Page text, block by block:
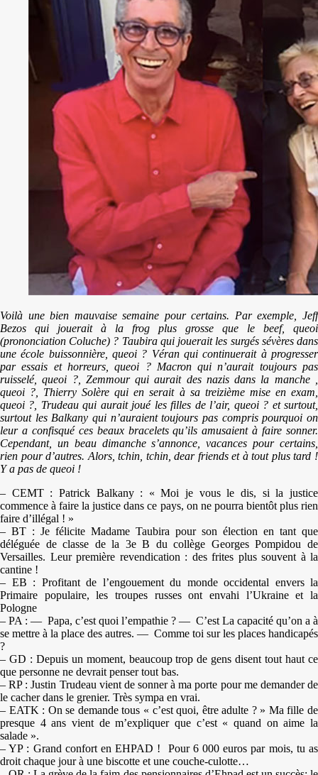
Voilà une bien mauvaise semaine pour certains. Par exemple, Jeff
Bezos qui jouerait à la frog plus grosse que le beef, queoi
(prononciation Coluche) ? Taubira qui jouerait les surgés sévères dans
une école buissonnière, queoi ? Véran qui continuerait à progresser
par essais et horreurs, queoi ? Macron qui n’aurait toujours pas
ruisselé, queoi ?, Zemmour qui aurait des nazis dans la manche ,
queoi ?, Thierry Solère qui en serait à sa treizième mise en exam,
queoi ?, Trudeau qui aurait joué les filles de l’air, queoi ? et surtout,
surtout les Balkany qui n’auraient toujours pas compris pourquoi on
leur a confisqué ces beaux bracelets qu’ils amusaient à faire sonner.
Cependant, un beau dimanche s’annonce, vacances pour certains,
rien pour d’autres. Alors, tchin, tchin, dear friends et à tout plus tard !
Y a pas de queoi !
– CEMT : Patrick Balkany : « Moi je vous le dis, si la justice
commence à faire la justice dans ce pays, on ne pourra bientôt plus rien
faire d’illégal ! »
– BT : Je félicite Madame Taubira pour son élection en tant que
déléguée de classe de la 3e B du collège Georges Pompidou de
Versailles. Leur première revendication : des frites plus souvent à la
cantine !
– EB : Profitant de l’engouement du monde occidental envers la
Primaire populaire, les troupes russes ont envahi l’Ukraine et la
Pologne
– PA : — Papa, c’est quoi l’empathie ? — C’est La capacité qu’on a à
se mettre à la place des autres. — Comme toi sur les places handicapés
?
– GD : Depuis un moment, beaucoup trop de gens disent tout haut ce
que personne ne devrait penser tout bas.
– RP : Justin Trudeau vient de sonner à ma porte pour me demander de
le cacher dans le grenier. Très sympa en vrai.
– EATK : On se demande tous « c’est quoi, être adulte ? » Ma fille de
presque 4 ans vient de m’expliquer que c’est « quand on aime la
salade ».
– YP : Grand confort en EHPAD ! Pour 6 000 euros par mois, tu as
droit chaque jour à une biscotte et une couche-culotte…